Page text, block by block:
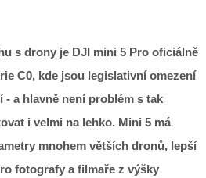
s drony je DJI mini 5 Pro oficiálně
C0, kde jsou legislativní omezení
- a hlavně není problém s tak
i velmi na lehko. Mini 5 má
mnohem větších dronů, lepší
fotografy a filmaře z výšky